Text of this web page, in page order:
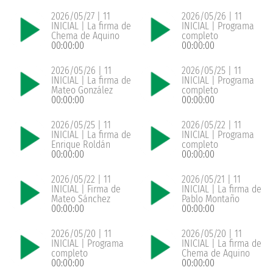
2026/05/27 | 11
INICIAL | La firma de
Chema de Aquino
00:00:00
2026/05/26 | 11
INICIAL | Programa
completo
00:00:00
2026/05/26 | 11
INICIAL | La firma de
Mateo González
00:00:00
2026/05/25 | 11
INICIAL | Programa
completo
00:00:00
2026/05/25 | 11
INICIAL | La firma de
Enrique Roldán
00:00:00
2026/05/22 | 11
INICIAL | Programa
completo
00:00:00
2026/05/22 | 11
INICIAL | Firma de
Mateo Sánchez
00:00:00
2026/05/21 | 11
INICIAL | La firma de
Pablo Montaño
00:00:00
2026/05/20 | 11
INICIAL | Programa
completo
00:00:00
2026/05/20 | 11
INICIAL | La firma de
Chema de Aquino
00:00:00